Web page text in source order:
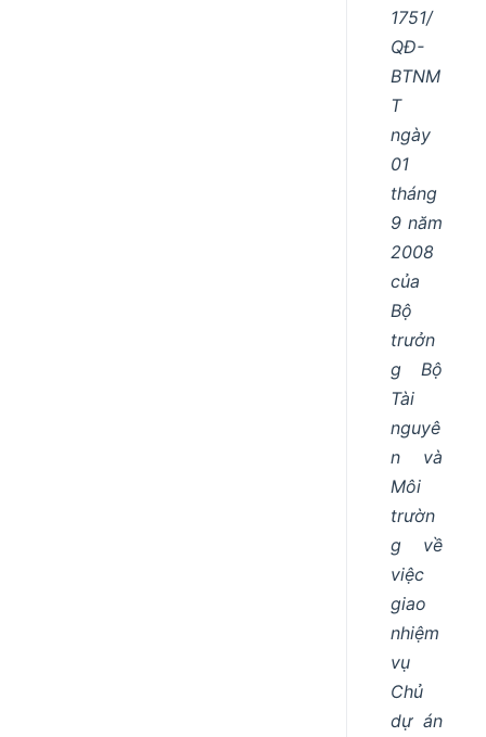
1751/
QĐ-
BTNM
T
ngày
01
tháng
9 năm
2008
của
Bộ
trưởn
g Bộ
Tài
nguyê
n và
Môi
trườn
g về
việc
giao
nhiệm
vụ
Chủ
dự án